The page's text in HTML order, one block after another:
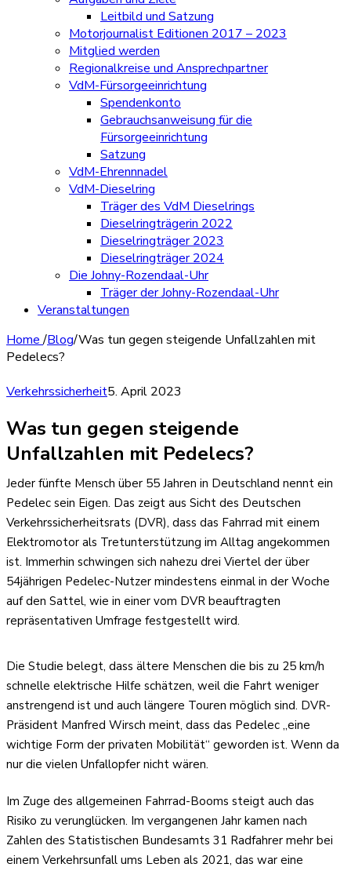
Leitbild und Satzung
Motorjournalist Editionen 2017 – 2023
Mitglied werden
Regionalkreise und Ansprechpartner
VdM-Fürsorgeeinrichtung
Spendenkonto
Gebrauchsanweisung für die
Fürsorgeeinrichtung
Satzung
VdM-Ehrennnadel
VdM-Dieselring
Träger des VdM Dieselrings
Dieselringträgerin 2022
Dieselringträger 2023
Dieselringträger 2024
Die Johny-Rozendaal-Uhr
Träger der Johny-Rozendaal-Uhr
Veranstaltungen
Home/Blog/Was tun gegen steigende Unfallzahlen mit
Pedelecs?
Verkehrssicherheit5. April 2023
Was tun gegen steigende
Unfallzahlen mit Pedelecs?
Jeder fünfte Mensch über 55 Jahren in Deutschland nennt ein
Pedelec sein Eigen. Das zeigt aus Sicht des Deutschen
Verkehrssicherheitsrats (DVR), dass das Fahrrad mit einem
Elektromotor als Tretunterstützung im Alltag angekommen
ist. Immerhin schwingen sich nahezu drei Viertel der über
54jährigen Pedelec-Nutzer mindestens einmal in der Woche
auf den Sattel, wie in einer vom DVR beauftragten
repräsentativen Umfrage festgestellt wird.
Die Studie belegt, dass ältere Menschen die bis zu 25 km/h
schnelle elektrische Hilfe schätzen, weil die Fahrt weniger
anstrengend ist und auch längere Touren möglich sind. DVR-
Präsident Manfred Wirsch meint, dass das Pedelec „eine
wichtige Form der privaten Mobilität“ geworden ist. Wenn da
nur die vielen Unfallopfer nicht wären.
Im Zuge des allgemeinen Fahrrad-Booms steigt auch das
Risiko zu verunglücken. Im vergangenen Jahr kamen nach
Zahlen des Statistischen Bundesamts 31 Radfahrer mehr bei
einem Verkehrsunfall ums Leben als 2021, das war eine